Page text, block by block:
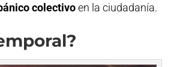
colectivoen la ciudadanía.